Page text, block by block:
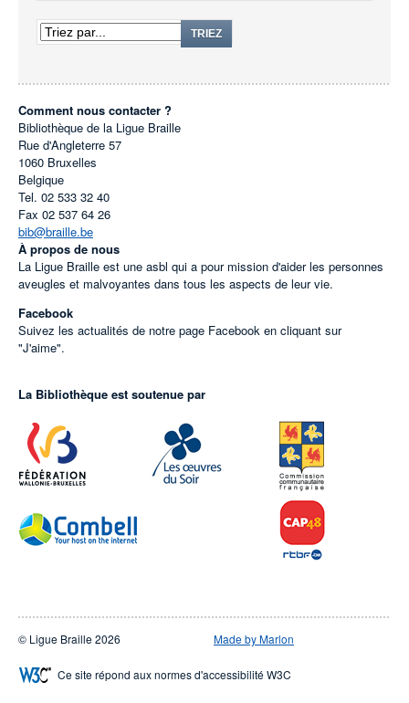
TRIEZ
Comment nous contacter ?
Bibliothèque de la Ligue Braille
Rue d'Angleterre 57
1060 Bruxelles
Belgique
Tel. 02 533 32 40
Fax 02 537 64 26
bib@braille.be
À propos de nous
La Ligue Braille est une asbl qui a pour mission d'aider les personnes
aveugles et malvoyantes dans tous les aspects de leur vie.
Facebook
Suivez les actualités de notre page Facebook en cliquant sur
"J'aime".
La Bibliothèque est soutenue par
© Ligue Braille 2026 Made by Marlon
Ce site répond aux normes d'accessibilité W3C